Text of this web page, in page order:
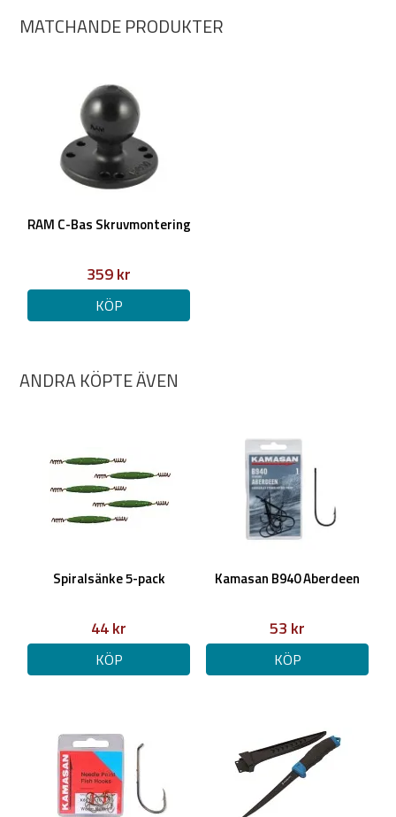
MATCHANDE PRODUKTER
RAM C-Bas Skruvmontering
359 kr
KÖP
ANDRA KÖPTE ÄVEN
Spiralsänke 5-pack
44 kr
KÖP
Kamasan B940 Aberdeen
53 kr
KÖP